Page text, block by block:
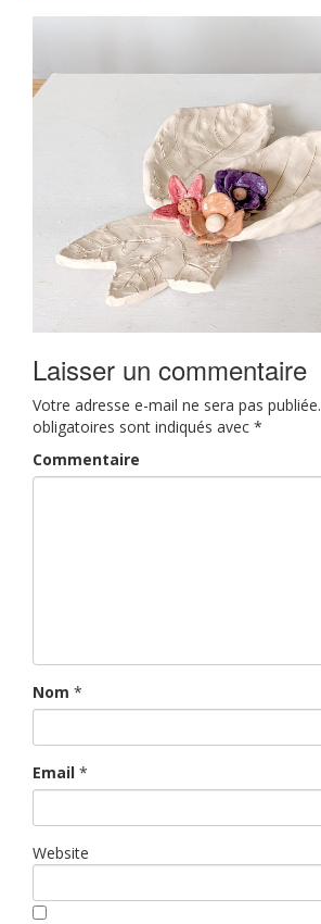
Laisser un commentaire
Votre adresse e-mail ne sera pas publiée.
obligatoires sont indiqués avec *
Commentaire
Nom *
Email *
Website